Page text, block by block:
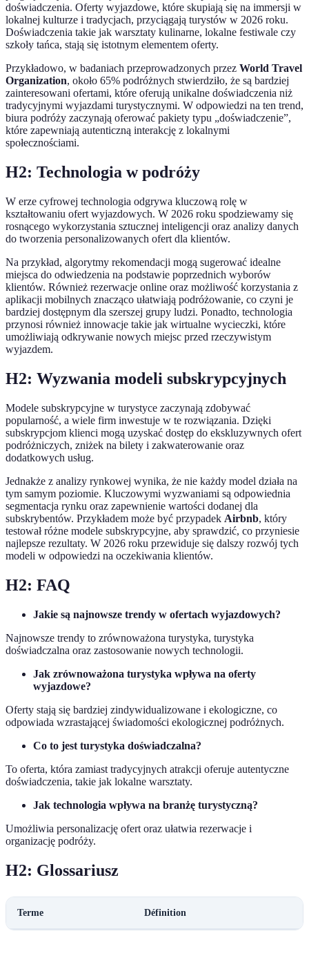
doświadczenia. Oferty wyjazdowe, które skupiają się na immersji w
lokalnej kulturze i tradycjach, przyciągają turystów w 2026 roku.
Doświadczenia takie jak warsztaty kulinarne, lokalne festiwale czy
szkoły tańca, stają się istotnym elementem oferty.
Przykładowo, w badaniach przeprowadzonych przez World Travel
Organization, około 65% podróżnych stwierdziło, że są bardziej
zainteresowani ofertami, które oferują unikalne doświadczenia niż
tradycyjnymi wyjazdami turystycznymi. W odpowiedzi na ten trend,
biura podróży zaczynają oferować pakiety typu „doświadczenie”,
które zapewniają autenticzną interakcję z lokalnymi
społecznościami.
H2: Technologia w podróży
W erze cyfrowej technologia odgrywa kluczową rolę w
kształtowaniu ofert wyjazdowych. W 2026 roku spodziewamy się
rosnącego wykorzystania sztucznej inteligencji oraz analizy danych
do tworzenia personalizowanych ofert dla klientów.
Na przykład, algorytmy rekomendacji mogą sugerować idealne
miejsca do odwiedzenia na podstawie poprzednich wyborów
klientów. Również rezerwacje online oraz możliwość korzystania z
aplikacji mobilnych znacząco ułatwiają podróżowanie, co czyni je
bardziej dostępnym dla szerszej grupy ludzi. Ponadto, technologia
przynosi również innowacje takie jak wirtualne wycieczki, które
umożliwiają odkrywanie nowych miejsc przed rzeczywistym
wyjazdem.
H2: Wyzwania modeli subskrypcyjnych
Modele subskrypcyjne w turystyce zaczynają zdobywać
popularność, a wiele firm inwestuje w te rozwiązania. Dzięki
subskrypcjom klienci mogą uzyskać dostęp do ekskluzywnych ofert
podróżniczych, zniżek na bilety i zakwaterowanie oraz
dodatkowych usług.
Jednakże z analizy rynkowej wynika, że nie każdy model działa na
tym samym poziomie. Kluczowymi wyzwaniami są odpowiednia
segmentacja rynku oraz zapewnienie wartości dodanej dla
subskrybentów. Przykładem może być przypadek Airbnb, który
testował różne modele subskrypcyjne, aby sprawdzić, co przyniesie
najlepsze rezultaty. W 2026 roku przewiduje się dalszy rozwój tych
modeli w odpowiedzi na oczekiwania klientów.
H2: FAQ
Jakie są najnowsze trendy w ofertach wyjazdowych?
Najnowsze trendy to zrównoważona turystyka, turystyka
doświadczalna oraz zastosowanie nowych technologii.
Jak zrównoważona turystyka wpływa na oferty
wyjazdowe?
Oferty stają się bardziej zindywidualizowane i ekologiczne, co
odpowiada wzrastającej świadomości ekologicznej podróżnych.
Co to jest turystyka doświadczalna?
To oferta, która zamiast tradycyjnych atrakcji oferuje autentyczne
doświadczenia, takie jak lokalne warsztaty.
Jak technologia wpływa na branżę turystyczną?
Umożliwia personalizację ofert oraz ułatwia rezerwacje i
organizację podróży.
H2: Glossariusz
Terme Définition